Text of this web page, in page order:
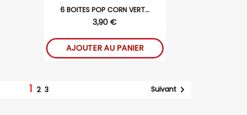
6 BOITES POP CORN VERT...
3,90 €
AJOUTER AU PANIER
123 Suivant